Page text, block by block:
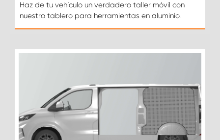
Haz de tu vehículo un verdadero taller móvil con
nuestro tablero para herramientas en aluminio.